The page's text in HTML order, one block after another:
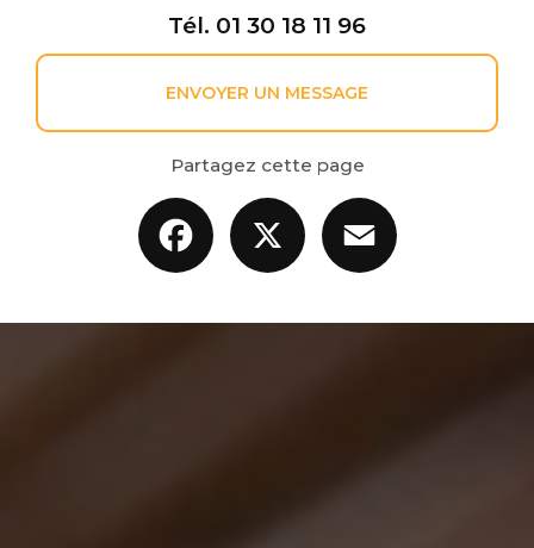
Tél. 01 30 18 11 96
ENVOYER UN MESSAGE
Partagez cette page
Facebook